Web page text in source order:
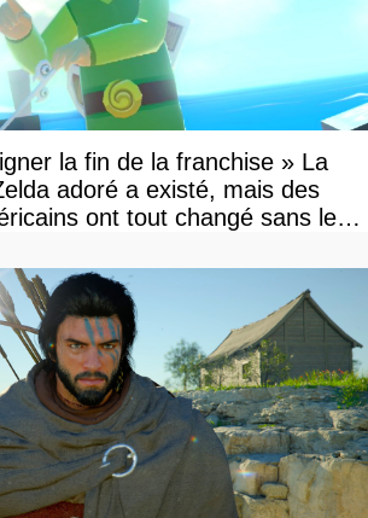
la fin de la franchise » La
adoré a existé, mais des
ont tout changé sans le